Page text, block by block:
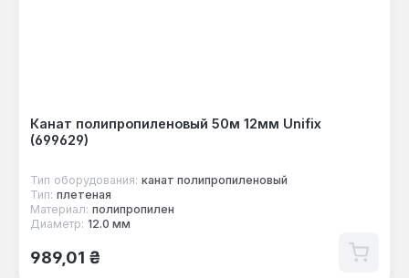
Канат полипропиленовый 50м 12мм Unifix
(699629)
Тип оборудования: канат полипропиленовый
Тип: плетеная
Материал: полипропилен
Диаметр: 12.0 мм
Обычная цена:
989,01 ₴